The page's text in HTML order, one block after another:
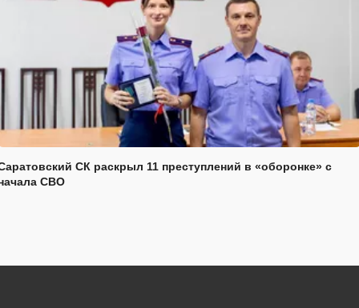
СК раскрыл 11 преступлений в «оборонке» с
СВО